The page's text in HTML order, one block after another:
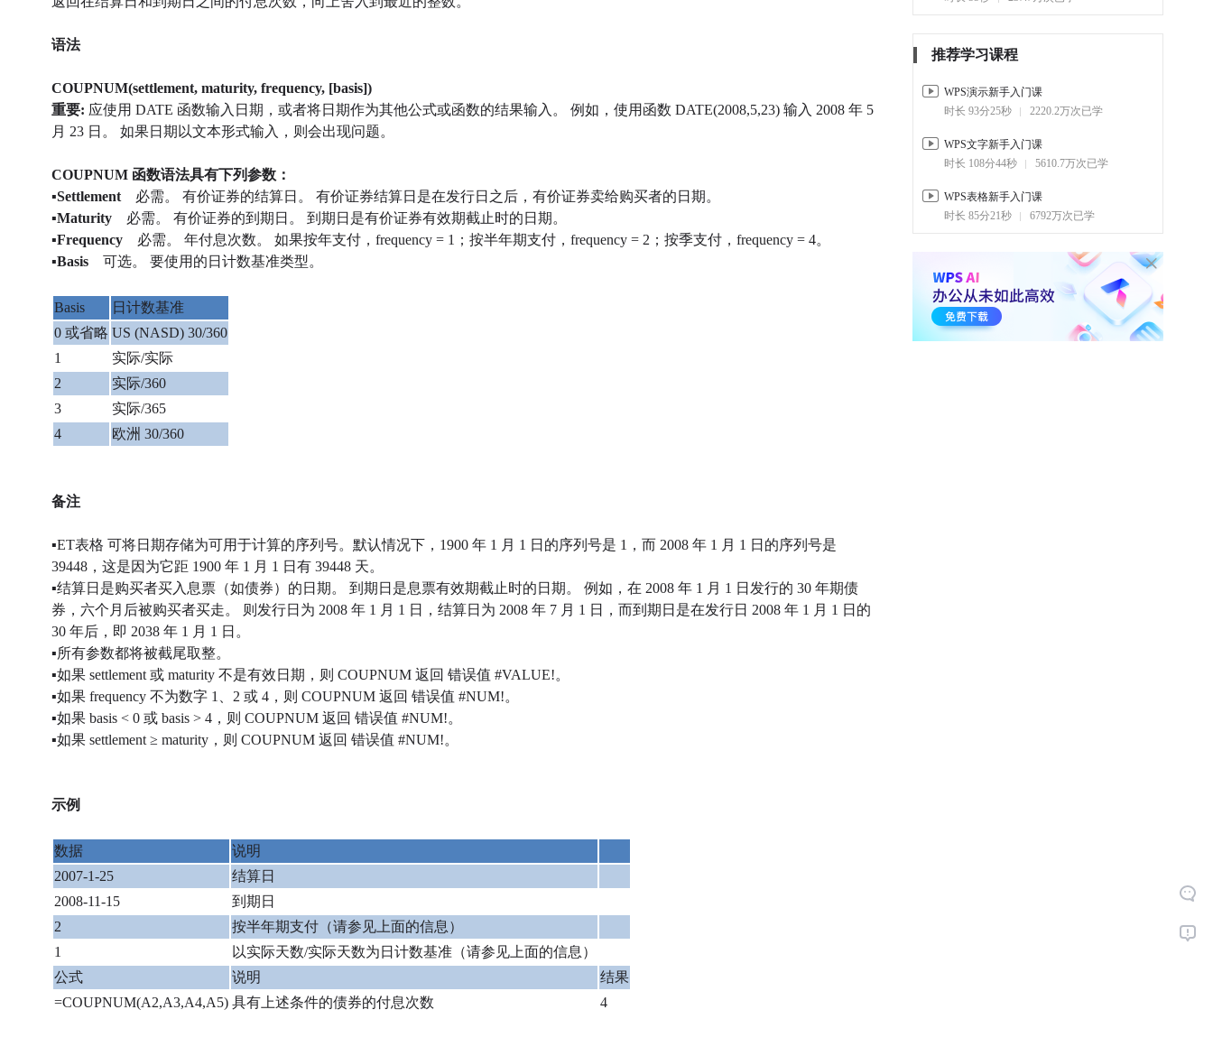
语法
COUPNUM(settlement, maturity, frequency, [basis])
重要: 应使用 DATE 函数输入日期，或者将日期作为其他公式或函数的结果输入。 例如，使用函数 DATE(2008,5,23) 输入 2008 年 5
月 23 日。 如果日期以文本形式输入，则会出现问题。
COUPNUM 函数语法具有下列参数：
▪Settlement
必需。 有价证券的结算日。 有价证券结算日是在发行日之后，有价证券卖给购买者的日期。
▪Maturity
必需。 有价证券的到期日。 到期日是有价证券有效期截止时的日期。
▪Frequency
必需。 年付息次数。 如果按年支付，frequency = 1；按半年期支付，frequency = 2；按季支付，frequency = 4。
▪Basis
可选。 要使用的日计数基准类型。
Basis
日计数基准
0 或省略 US (NASD) 30/360
1
实际/实际
2
实际/360
3
实际/365
4
欧洲 30/360
备注
▪ET表格 可将日期存储为可用于计算的序列号。默认情况下，1900 年 1 月 1 日的序列号是 1，而 2008 年 1 月 1 日的序列号是
39448，这是因为它距 1900 年 1 月 1 日有 39448 天。
▪结算日是购买者买入息票（如债券）的日期。 到期日是息票有效期截止时的日期。 例如，在 2008 年 1 月 1 日发行的 30 年期债
券，六个月后被购买者买走。 则发行日为 2008 年 1 月 1 日，结算日为 2008 年 7 月 1 日，而到期日是在发行日 2008 年 1 月 1 日的
30 年后，即 2038 年 1 月 1 日。
▪所有参数都将被截尾取整。
▪如果 settlement 或 maturity 不是有效日期，则 COUPNUM 返回 错误值 #VALUE!。
▪如果 frequency 不为数字 1、2 或 4，则 COUPNUM 返回 错误值 #NUM!。
▪如果 basis < 0 或 basis > 4，则 COUPNUM 返回 错误值 #NUM!。
▪如果 settlement ≥ maturity，则 COUPNUM 返回 错误值 #NUM!。
示例
数据
说明
2007-1-25
结算日
2008-11-15
到期日
2
按半年期支付（请参见上面的信息）
1
以实际天数/实际天数为日计数基准（请参见上面的信息）
公式
说明
结果
=COUPNUM(A2,A3,A4,A5) 具有上述条件的债券的付息次数 4
推荐学习课程
WPS演示新手入门课
时长 93分25秒
2220.2万次已学
WPS文字新手入门课
时长 108分44秒
5610.7万次已学
WPS表格新手入门课
时长 85分21秒
6792万次已学